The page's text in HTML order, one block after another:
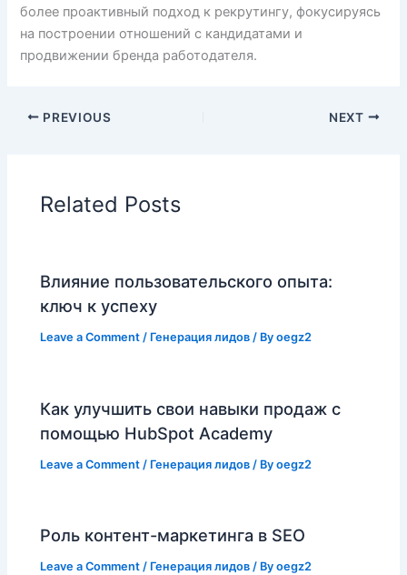
более проактивный подход к рекрутингу, фокусируясь
на построении отношений с кандидатами и
продвижении бренда работодателя.
PREVIOUS NEXT
Related Posts
Влияние пользовательского опыта:
ключ к успеху
Leave a Comment / Генерация лидов / Byoegz2
Как улучшить свои навыки продаж с
помощью HubSpot Academy
Leave a Comment / Генерация лидов / Byoegz2
Роль контент-маркетинга в SEO
Leave a Comment / Генерация лидов / Byoegz2